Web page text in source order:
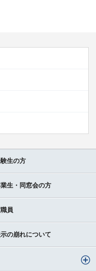
生の方
生・同窓会の方
員
の崩れについて